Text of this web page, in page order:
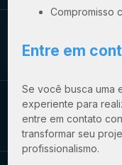
Entre em
Se você busca uma
experiente para
entre em contato
transformar seu
profissionalismo.